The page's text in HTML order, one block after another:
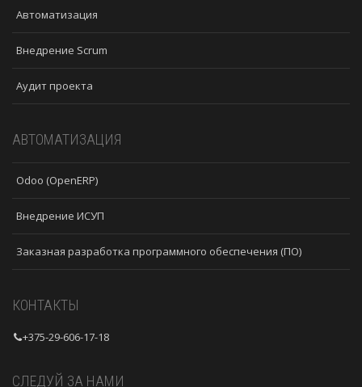
Автоматизация
Внедрение Scrum
Аудит проекта
АВТОМАТИЗАЦИЯ
Odoo (OpenERP)
Внедрение ИСУП
Заказная разработка программного обеспечения (ПО)
КОНТАКТЫ
+375-29-606-17-18
СЛЕДУЙ ЗА НАМИ